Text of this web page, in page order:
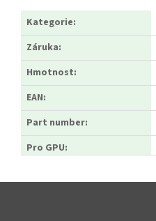
Kategorie:
Záruka:
Hmotnost:
EAN:
Part number:
Pro GPU: